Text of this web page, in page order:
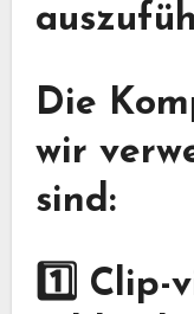
Die
wir
sind:
1️⃣ Clip-